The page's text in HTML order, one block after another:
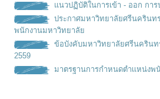
แนวปฏิบัติในการเข้า - ออก กา
ประกาศมหาวิทยาลัยศรีนครินท
พนักงานมหาวิทยาลัย
ข้อบังคับมหาวิทยาลัยศรีนคริน
2559
มาตรฐานการกำหนดตำเเหน่งพ